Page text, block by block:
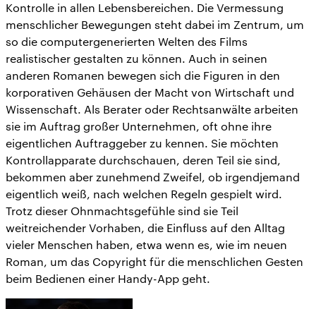
Kontrolle in allen Lebensbereichen. Die Vermessung
menschlicher Bewegungen steht dabei im Zentrum, um
so die computergenerierten Welten des Films
realistischer gestalten zu können. Auch in seinen
anderen Romanen bewegen sich die Figuren in den
korporativen Gehäusen der Macht von Wirtschaft und
Wissenschaft. Als Berater oder Rechtsanwälte arbeiten
sie im Auftrag großer Unternehmen, oft ohne ihre
eigentlichen Auftraggeber zu kennen. Sie möchten
Kontrollapparate durchschauen, deren Teil sie sind,
bekommen aber zunehmend Zweifel, ob irgendjemand
eigentlich weiß, nach welchen Regeln gespielt wird.
Trotz dieser Ohnmachtsgefühle sind sie Teil
weitreichender Vorhaben, die Einfluss auf den Alltag
vieler Menschen haben, etwa wenn es, wie im neuen
Roman, um das Copyright für die menschlichen Gesten
beim Bedienen einer Handy-App geht.